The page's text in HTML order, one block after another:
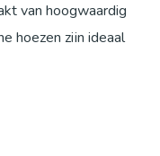
van hoogwaardig
hoezen zijn ideaal
uitstraling aan elke
meubels.